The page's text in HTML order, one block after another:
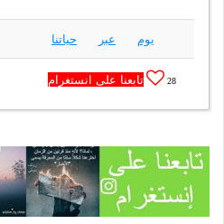
يوم عبر حياتنا
28 تابعنا على انستغرام